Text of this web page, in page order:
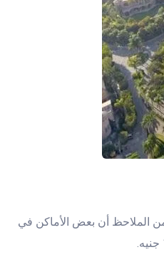
الملاحظ أن بعض الأماكن في